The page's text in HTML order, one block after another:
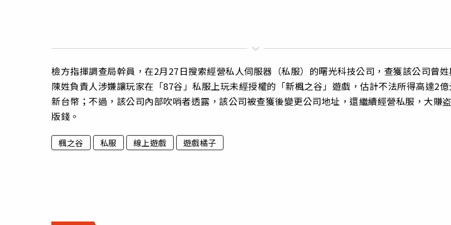
檢方指揮調查局幹員，在2月27日搜索經營私人伺服器（私服）的曙光科技公司，查獲該公司曾
陳姓負責人涉嫌讓玩家在「87谷」私服上玩未經授權的「新楓之谷」遊戲，估計不法所得高達2
新台幣；不過，該公司內部吹哨者透露，該公司被查獲後變更公司地址，還繼續經營私服，大賺盗
版錢。
楓之谷 私服 線上遊戲 遊戲橘子